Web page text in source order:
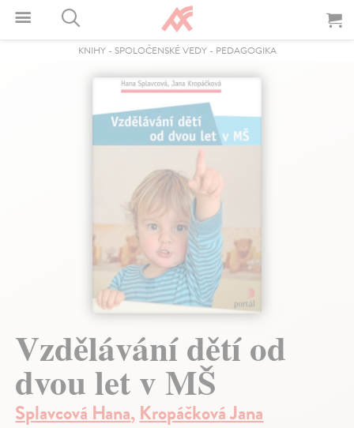
KNIHY- SPOLOČENSKÉ VEDY- PEDAGOGIKA
Vzdělávání dětí od
dvou let v MŠ
Splavcová Hana,Kropáčková Jana